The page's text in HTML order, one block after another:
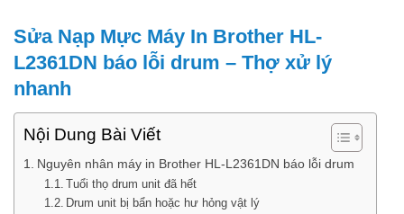
Sửa Nạp Mực Máy In Brother HL-
L2361DN báo lỗi drum – Thợ xử lý
nhanh
Nội Dung Bài Viết
Nguyên nhân máy in Brother HL-L2361DN báo lỗi drum
Tuổi thọ drum unit đã hết
Drum unit bị bẩn hoặc hư hỏng vật lý